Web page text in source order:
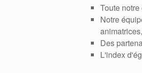
Toute
Notre
Des
L'index